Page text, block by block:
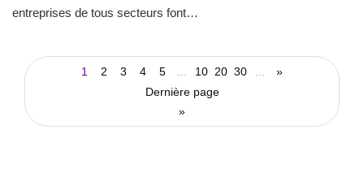
entreprises de tous secteurs font…
1 2 3 4 5 10 20 30
»
Dernière page
»